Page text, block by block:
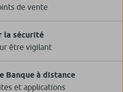
de vente
la sécurité
être vigilant
Banque à distance
et applications